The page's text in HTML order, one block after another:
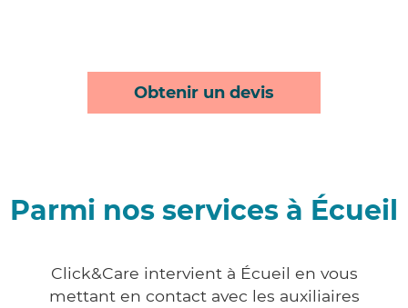
Obtenir un devis
Parmi nos services à Écueil
Click&Care intervient à Écueil en vous
mettant en contact avec les auxiliaires